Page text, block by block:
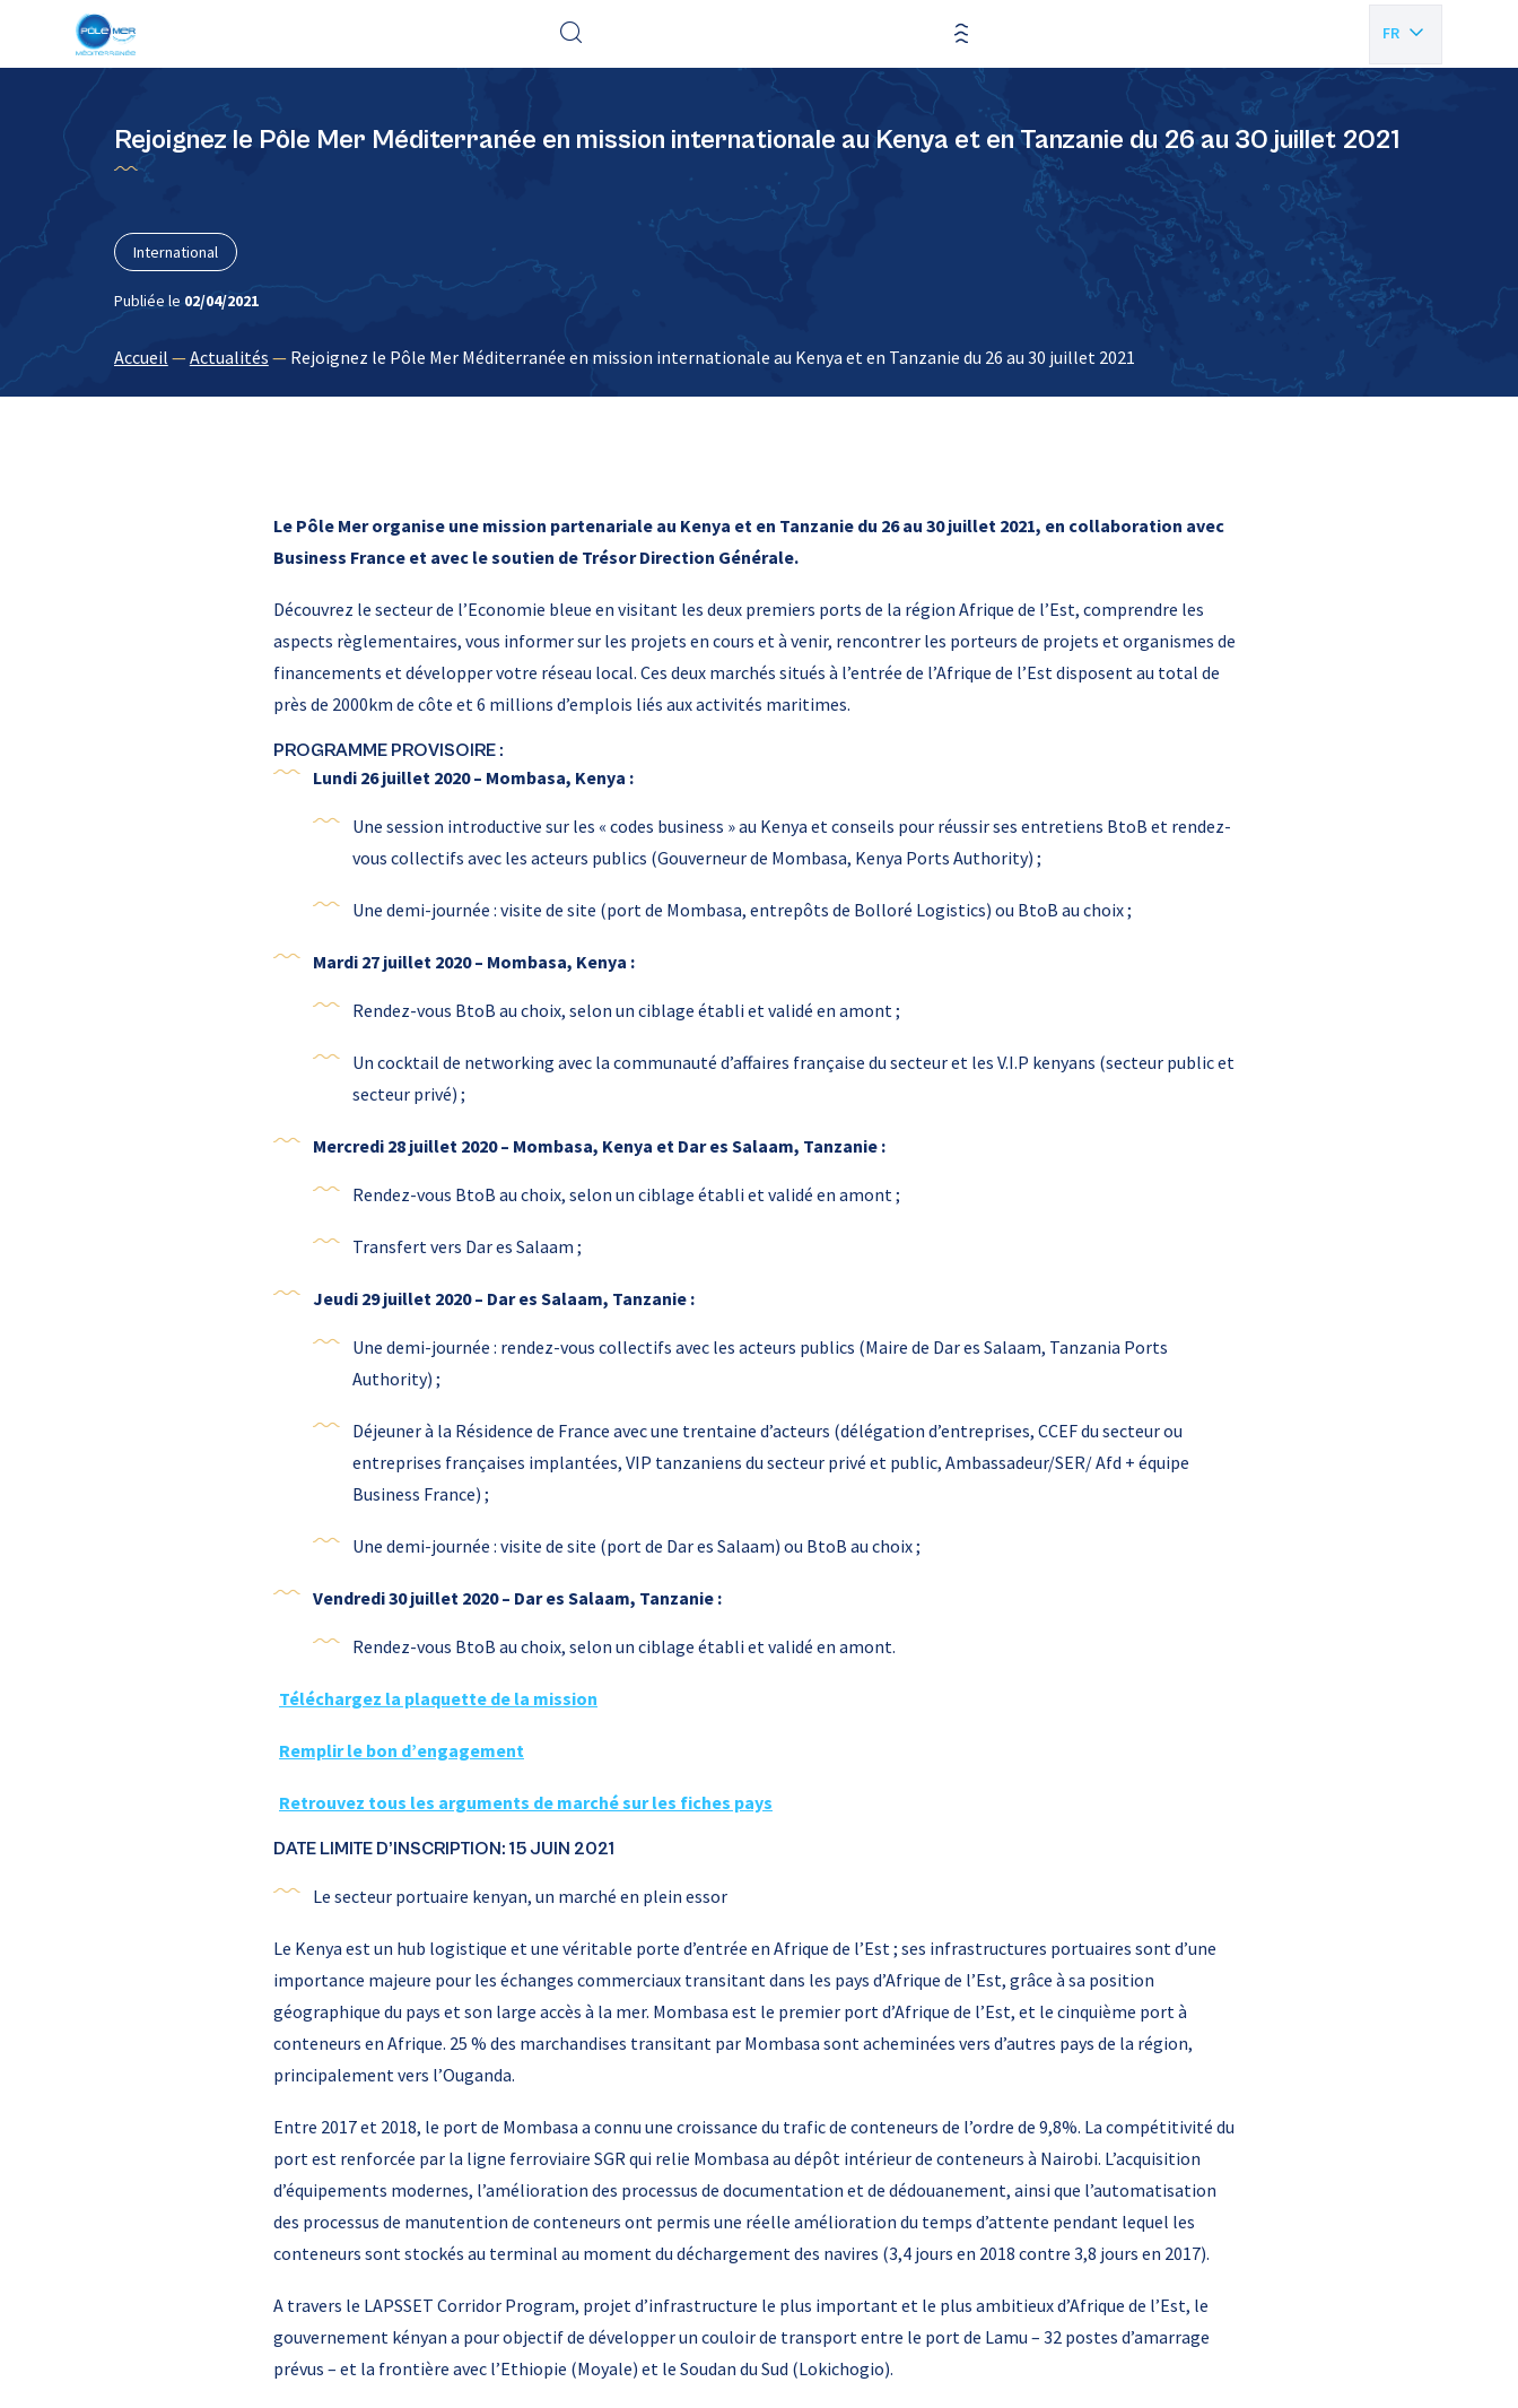
FR
Rejoignez le Pôle Mer Méditerranée en mission internationale au Kenya et en Tanzanie du 26 au 30 juillet 2021
International
Publiée le 02/04/2021
Accueil —Actualités — Rejoignez le Pôle Mer Méditerranée en mission internationale au Kenya et en Tanzanie du 26 au 30 juillet 2021
Le Pôle Mer organise une mission partenariale au Kenya et en Tanzanie du 26 au 30 juillet 2021, en collaboration avec
Business France et avec le soutien de Trésor Direction Générale.
Découvrez le secteur de l’Economie bleue en visitant les deux premiers ports de la région Afrique de l’Est, comprendre les
aspects règlementaires, vous informer sur les projets en cours et à venir, rencontrer les porteurs de projets et organismes de
financements et développer votre réseau local. Ces deux marchés situés à l’entrée de l’Afrique de l’Est disposent au total de
près de 2000km de côte et 6 millions d’emplois liés aux activités maritimes.
PROGRAMME PROVISOIRE :
Lundi 26 juillet 2020 – Mombasa, Kenya :
Une session introductive sur les « codes business » au Kenya et conseils pour réussir ses entretiens BtoB et rendez-
vous collectifs avec les acteurs publics (Gouverneur de Mombasa, Kenya Ports Authority) ;
Une demi-journée : visite de site (port de Mombasa, entrepôts de Bolloré Logistics) ou BtoB au choix ;
Mardi 27 juillet 2020 – Mombasa, Kenya :
Rendez-vous BtoB au choix, selon un ciblage établi et validé en amont ;
Un cocktail de networking avec la communauté d’affaires française du secteur et les V.I.P kenyans (secteur public et
secteur privé) ;
Mercredi 28 juillet 2020 – Mombasa, Kenya et Dar es Salaam, Tanzanie :
Rendez-vous BtoB au choix, selon un ciblage établi et validé en amont ;
Transfert vers Dar es Salaam ;
Jeudi 29 juillet 2020 – Dar es Salaam, Tanzanie :
Une demi-journée : rendez-vous collectifs avec les acteurs publics (Maire de Dar es Salaam, Tanzania Ports
Authority) ;
Déjeuner à la Résidence de France avec une trentaine d’acteurs (délégation d’entreprises, CCEF du secteur ou
entreprises françaises implantées, VIP tanzaniens du secteur privé et public, Ambassadeur/SER/ Afd + équipe
Business France) ;
Une demi-journée : visite de site (port de Dar es Salaam) ou BtoB au choix ;
Vendredi 30 juillet 2020 – Dar es Salaam, Tanzanie :
Rendez-vous BtoB au choix, selon un ciblage établi et validé en amont.
Téléchargez la plaquette de la mission
Remplir le bon d’engagement
Retrouvez tous les arguments de marché sur les fiches pays
DATE LIMITE D’INSCRIPTION: 15 JUIN 2021
Le secteur portuaire kenyan, un marché en plein essor
Le Kenya est un hub logistique et une véritable porte d’entrée en Afrique de l’Est ; ses infrastructures portuaires sont d’une
importance majeure pour les échanges commerciaux transitant dans les pays d’Afrique de l’Est, grâce à sa position
géographique du pays et son large accès à la mer. Mombasa est le premier port d’Afrique de l’Est, et le cinquième port à
conteneurs en Afrique. 25 % des marchandises transitant par Mombasa sont acheminées vers d’autres pays de la région,
principalement vers l’Ouganda.
Entre 2017 et 2018, le port de Mombasa a connu une croissance du trafic de conteneurs de l’ordre de 9,8%. La compétitivité du
port est renforcée par la ligne ferroviaire SGR qui relie Mombasa au dépôt intérieur de conteneurs à Nairobi. L’acquisition
d’équipements modernes, l’amélioration des processus de documentation et de dédouanement, ainsi que l’automatisation
des processus de manutention de conteneurs ont permis une réelle amélioration du temps d’attente pendant lequel les
conteneurs sont stockés au terminal au moment du déchargement des navires (3,4 jours en 2018 contre 3,8 jours en 2017).
A travers le LAPSSET Corridor Program, projet d’infrastructure le plus important et le plus ambitieux d’Afrique de l’Est, le
gouvernement kényan a pour objectif de développer un couloir de transport entre le port de Lamu – 32 postes d’amarrage
prévus – et la frontière avec l’Ethiopie (Moyale) et le Soudan du Sud (Lokichogio).
Panneau de gestion des cookies